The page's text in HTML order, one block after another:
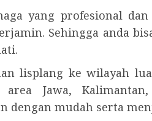
yang profesional
Sehingga anda
lisplang ke wilayah
Jawa,
dengan mudah serta